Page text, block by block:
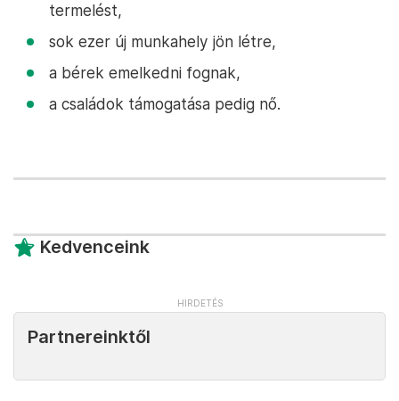
termelést,
sok ezer új munkahely jön létre,
a bérek emelkedni fognak,
a családok támogatása pedig nő.
Kedvenceink
Partnereinktől